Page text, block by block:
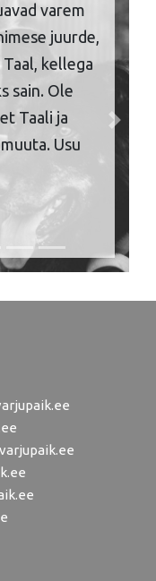
varem
juurde,
kellega
sain. Ole
Taali ja
Usu
Next